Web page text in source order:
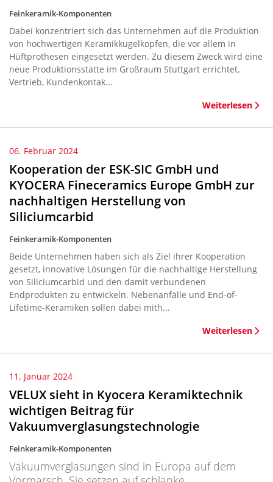
Feinkeramik-Komponenten
Dabei konzentriert sich das Unternehmen auf die Produktion
von hochwertigen Keramikkugelköpfen, die vor allem in
Hüftprothesen eingesetzt werden. Zu diesem Zweck wird eine
neue Produktionsstätte im Großraum Stuttgart errichtet.
Vertrieb, Kundenkontak...
Weiterlesen
06. Februar 2024
Kooperation der ESK-SIC GmbH und
KYOCERA Fineceramics Europe GmbH zur
nachhaltigen Herstellung von
Siliciumcarbid
Feinkeramik-Komponenten
Beide Unternehmen haben sich als Ziel ihrer Kooperation
gesetzt, innovative Lösungen für die nachhaltige Herstellung
von Siliciumcarbid und den damit verbundenen
Endprodukten zu entwickeln. Nebenanfälle und End-of-
Lifetime-Keramiken sollen dabei mith...
Weiterlesen
11. Januar 2024
VELUX sieht in Kyocera Keramiktechnik
wichtigen Beitrag für
Vakuumverglasungstechnologie
Feinkeramik-Komponenten
Vakuumverglasungen sind in Europa auf dem